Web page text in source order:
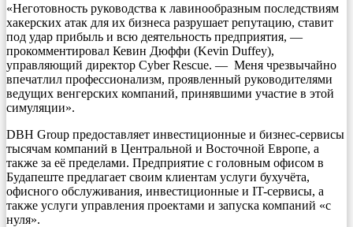
«Неготовность руководства к лавинообразным последствиям
хакерских атак для их бизнеса разрушает репутацию, ставит
под удар прибыль и всю деятельность предприятия, —
прокомментировал Кевин Дюффи (Kevin Duffey),
управляющий директор Cyber Rescue. — Меня чрезвычайно
впечатлил профессионализм, проявленный руководителями
ведущих венгерских компаний, принявшими участие в этой
симуляции».
DBH Group предоставляет инвестиционные и бизнес-сервисы
тысячам компаний в Центральной и Восточной Европе, а
также за её пределами. Предприятие с головным офисом в
Будапеште предлагает своим клиентам услуги бухучёта,
офисного обслуживания, инвестиционные и IT-сервисы, а
также услуги управления проектами и запуска компаний «с
нуля».